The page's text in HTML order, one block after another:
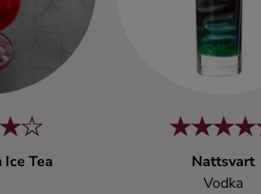
Ice Tea
Nattsvart
Vodka